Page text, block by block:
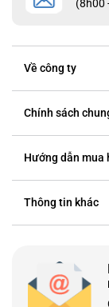
(8h00
Về công ty
Chính sách
Hướng dẫn mua
Thông tin khác